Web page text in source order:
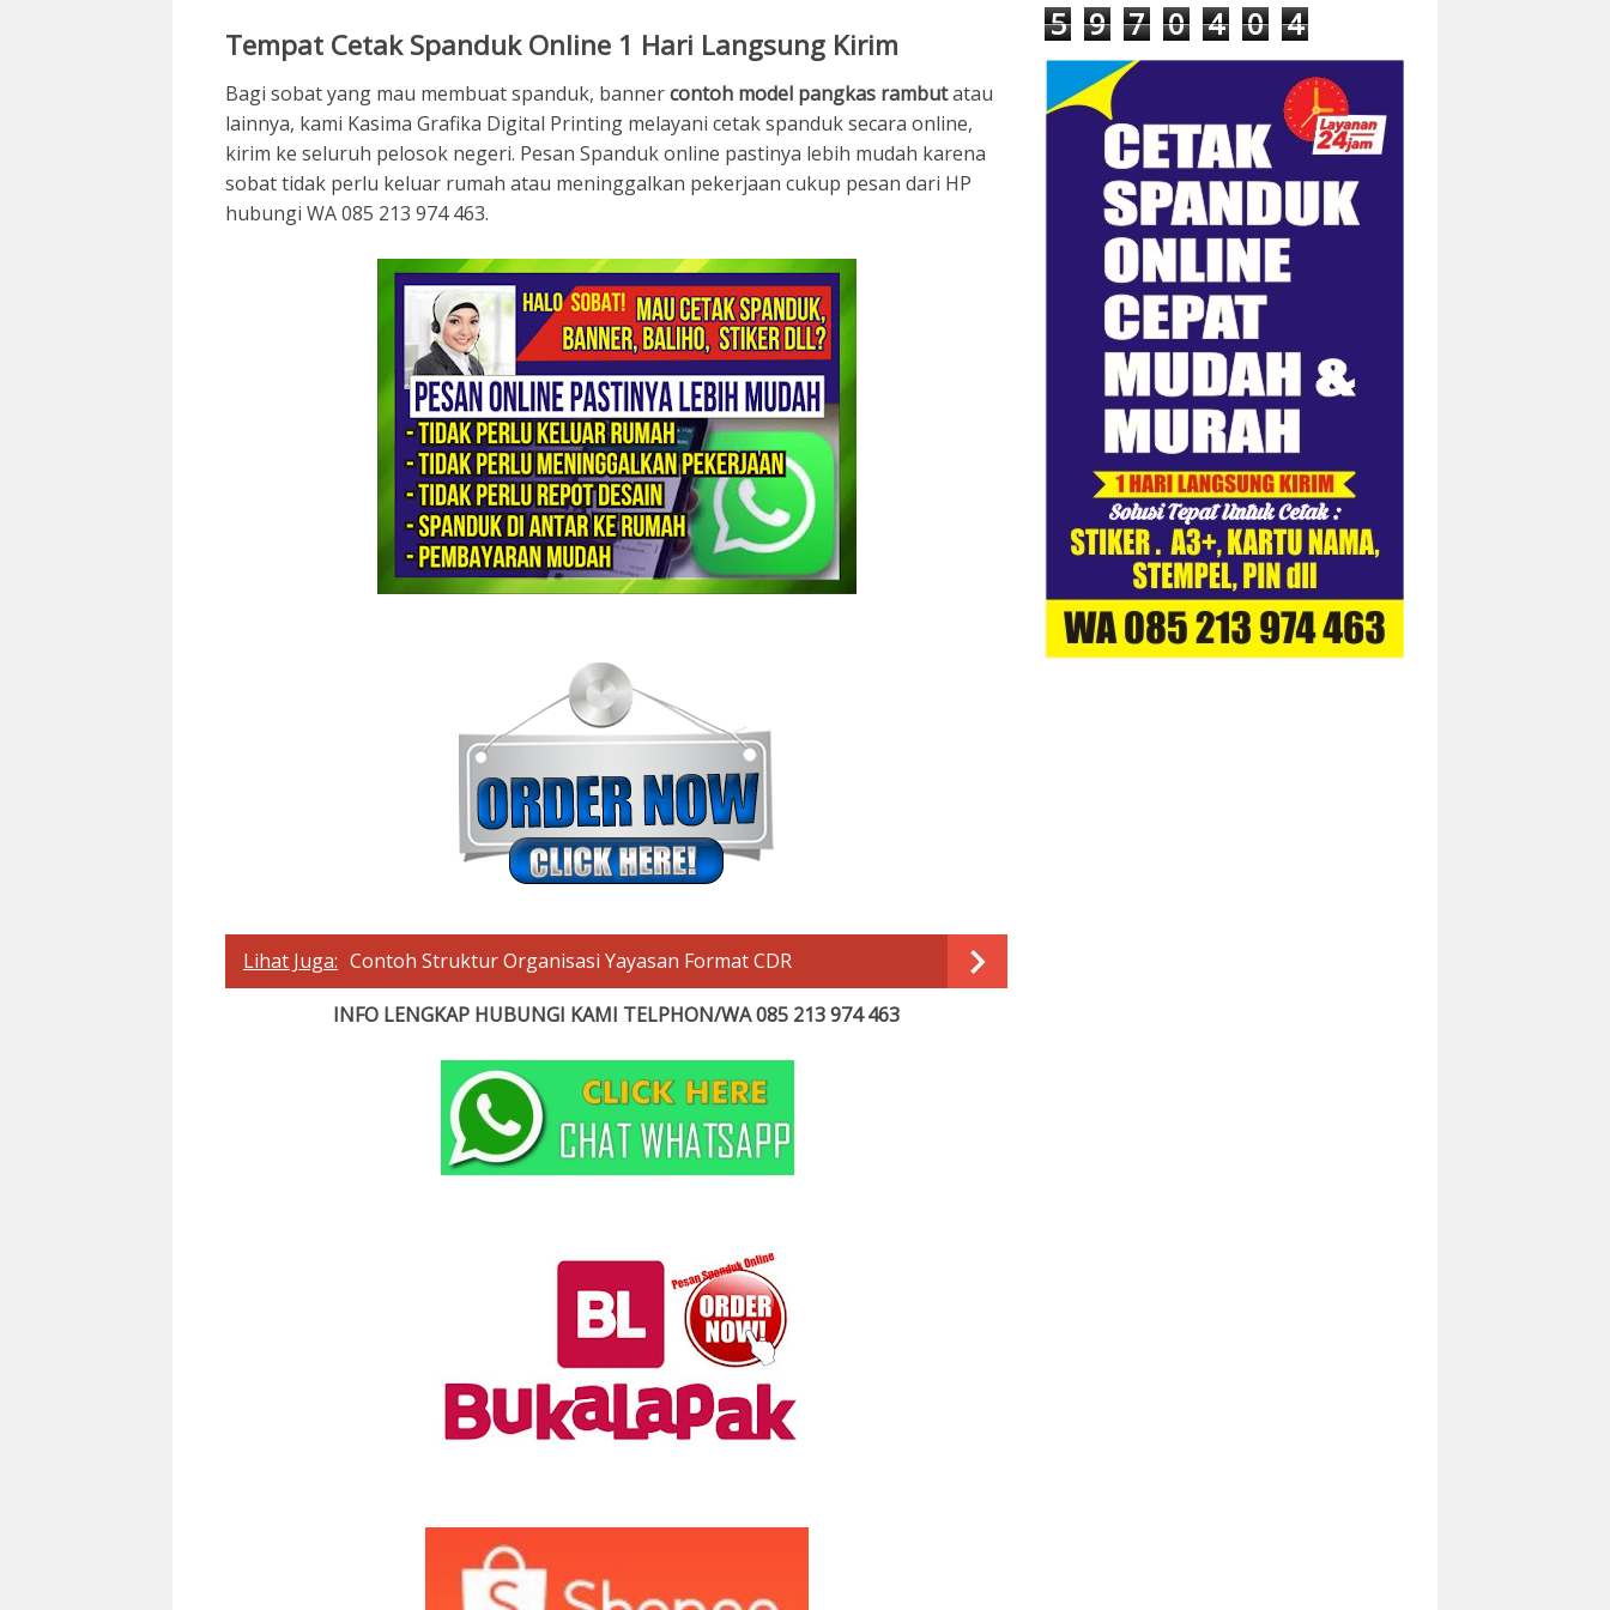
Tempat Cetak Spanduk Online 1 Hari Langsung Kirim
Bagi sobat yang mau membuat spanduk, bannercontoh model pangkas rambutatau
lainnya, kami Kasima Grafika Digital Printing melayani cetak spanduk secara online,
kirim ke seluruh pelosok negeri. Pesan Spanduk online pastinya lebih mudah karena
sobat tidak perlu keluar rumah atau meninggalkan pekerjaan cukup pesan dari HP
hubungi WA 085 213 974 463.
Lihat Juga: Contoh Struktur Organisasi Yayasan Format CDR
INFO LENGKAP HUBUNGI KAMI TELPHON/WA 085 213 974 463
5 9 7 0 4 0 4